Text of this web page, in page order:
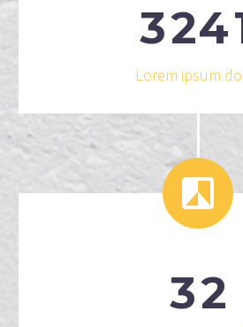
324
Lorem ipsum


32